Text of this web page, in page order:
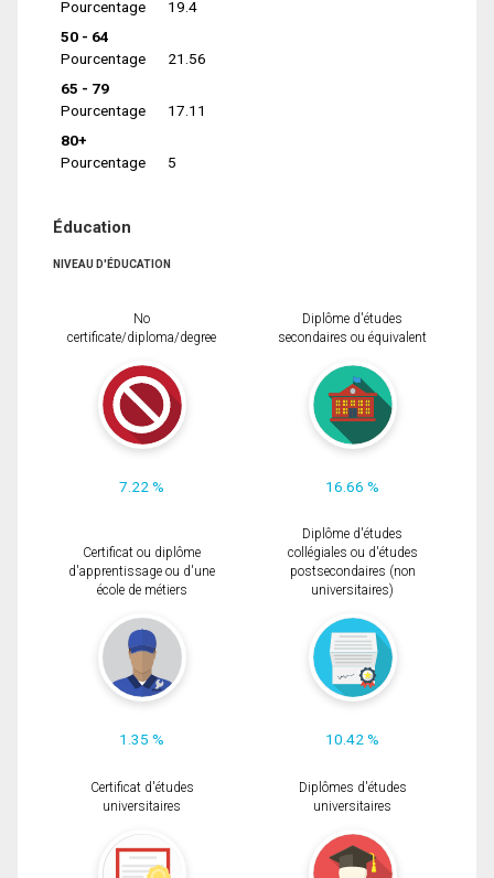
Pourcentage
19.4
50 - 64
Pourcentage
21.56
65 - 79
Pourcentage
17.11
80+
Pourcentage
5
Éducation
NIVEAU D'ÉDUCATION
No
certificate/diploma/degree
7.22 %
Diplôme d'études
secondaires ou équivalent
16.66 %
Certificat ou diplôme
d'apprentissage ou d'une
école de métiers
1.35 %
Diplôme d'études
collégiales ou d'études
postsecondaires (non
universitaires)
10.42 %
Certificat d'études
universitaires
Diplômes d'études
universitaires